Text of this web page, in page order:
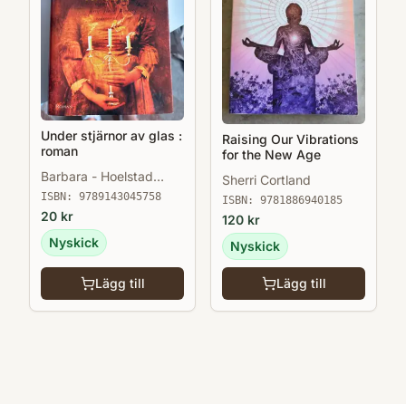
Under stjärnor av glas :
roman
Barbara - Hoelstad
Ewing
ISBN: 9789143045758
20 kr
Nyskick
Lägg till
Raising Our Vibrations
for the New Age
Sherri Cortland
ISBN: 9781886940185
120 kr
Nyskick
Lägg till